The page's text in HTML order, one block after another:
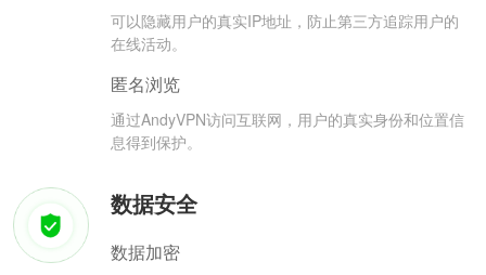
可以隐藏用户的真实IP地址，防止第三方追踪用户的
在线活动。
匿名浏览
通过AndyVPN访问互联网，用户的真实身份和位置信
息得到保护。
数据安全
数据加密